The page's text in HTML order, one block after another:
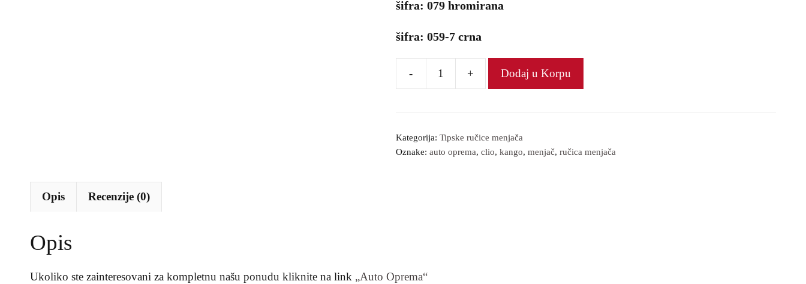
šifra: 079 hromirana
šifra: 059-7 crna
- + Dodaj u Korpu
Kategorija: Tipske ručice menjača
Oznake: auto oprema, clio, kango, menjač, ručica menjača
Opis Recenzije (0)
Opis
Ukoliko ste zainteresovani za kompletnu našu ponudu kliknite na link „Auto Oprema“